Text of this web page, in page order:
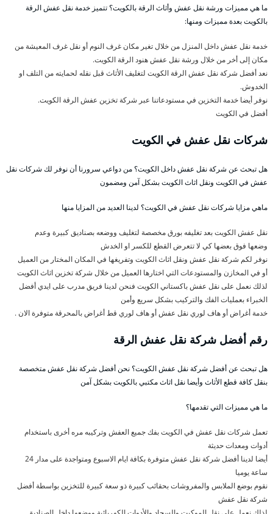
ما هي مميزات ورشة نقل عفش وأثاث الرقة بالكويت؟ تتميز خدمة نقل عفش الرقة
بالكويت بعدة مميزات ومنها:
خدمة نقل عفش داخل المنزل من خلال تغير مكان غرف النوم أو نقل غرف المعيشة من
مكان إلى أخر من خلال ورشة نقل عفش هنود الرقة الكويت.
نعد أفضل شركة نقل عفش الرقة الكويت لتغليف الأثاث قبل نقله لحمايته من التلف او
الخدوش.
نوفر أيضا خدمة التخزين في مستودعاتنا عبر شركة تخزين عفش الرقة الكويت.
أفضل في الكويت
شركات نقل عفش في الكويت
هل تبحث عن شركة نقل عفش داخل الكويت؟ من دواعي سرورنا أن نوفر لك شركات نقل
عفش في الكويت ونقل اثاث الكويت بشكل آمن ومضمون
ماهي مزايا شركات نقل عفش في الكويت؟ لدينا العديد من المزايا منها
نقل عفش الكويت بعد تغليفه بورق مخصصة لتغليف ووضعه بصناديق كبيرة وعدم
وضعها فوق بعضها كي لا تتعرض القطع للكسر او الخدش
نوفر لكم شركة نقل عفش ونقل اثاث الكويت وتفريغها في المكان المختار من العميل
أو في المخازن والمستودعات التي اختارها العميل من خلال شركة تخزين اثاث الكويت
لذلك نعمل على نقل عفش باكستاني الكويت فنحن لدينا فريق مدرب على ايدي أفضل
الخبراء بعمليات الفك والتركيب بشكل سريع وأمن
خدمة أغراض أو هاف لوري نقل عفش أو هاف لوري قط أغراض بالمحرقة متوفرة الان .
رقم أفضل شركة نقل عفش الرقة
هل تبحث عن أفضل شركة نقل عفش الكويت؟ نحن أفضل شركة نقل عفش متخصصة
بنقل كافة قطع الأثاث وأيضا نقل اثاث مكتبي بالكويت بشكل آمن
ما هي مميزات التي تقدمها؟
تعمل شركات نقل عفش في الكويت بفك جميع العفش وتركيبه مره أخرى باستخدام
أدوات ومعدات حديثة
أيضا لدينا أفضل شركة نقل عفش متوفرة بكافة ايام الاسبوع ومتواجدة على مدار 24
ساعة يوميا
نقوم بوضع الملابس والمفروشات بحقائب كبيرة ذو سعة كبيرة للتخزين بواسطة أفضل
شركة نقل عفش